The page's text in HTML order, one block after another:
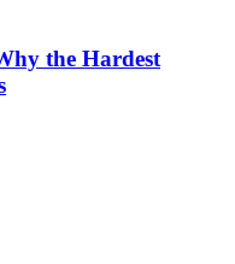
the Hardest